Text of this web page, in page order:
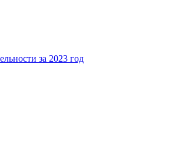
за 2023 год